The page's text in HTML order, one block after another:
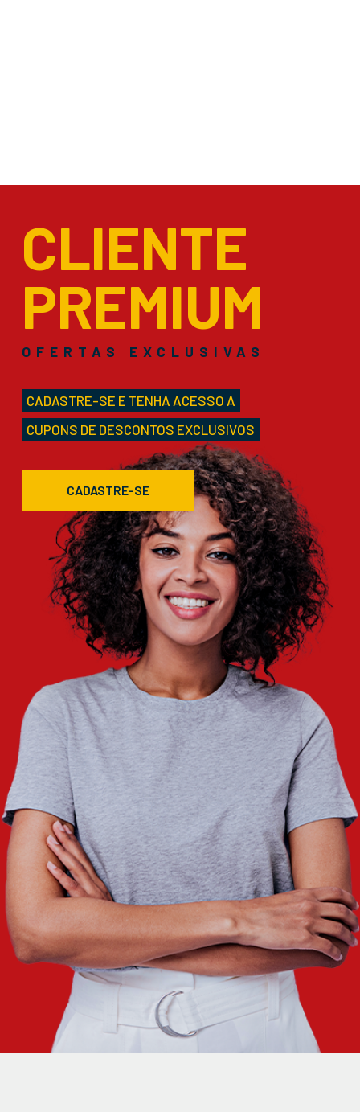
CLIENTE
PREMIUM
OFERTAS EXCLUSIVAS
CADASTRE-SE E TENHA ACESSO A
CUPONS DE DESCONTOS EXCLUSIVOS
CADASTRE-SE